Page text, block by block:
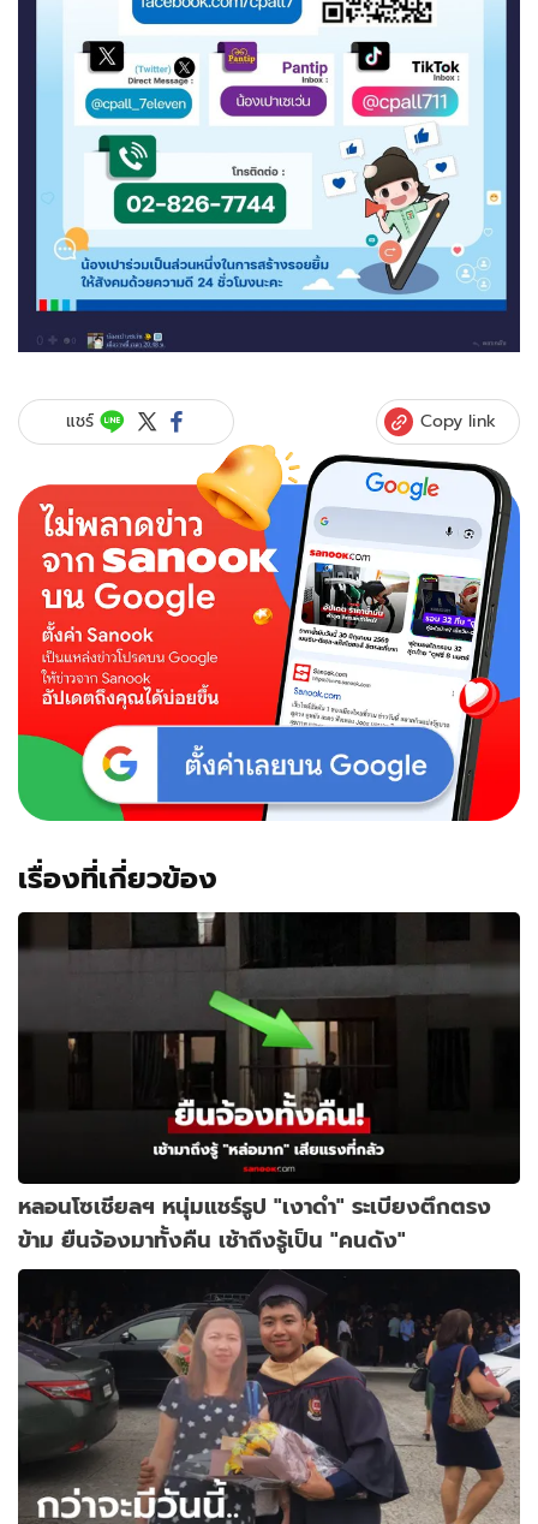
แชร์ Copy link
เรื่องที่เกี่ยวข้อง
หลอนโซเชียลฯ หนุ่มแชร์รูป "เงาดำ" ระเบียงตึกตรง
ข้าม ยืนจ้องมาทั้งคืน เช้าถึงรู้เป็น "คนดัง"